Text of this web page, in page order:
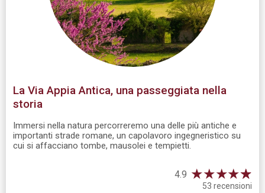
La Via Appia Antica, una passeggiata nella
storia
Immersi nella natura percorreremo una delle più antiche e
importanti strade romane, un capolavoro ingegneristico su
cui si affacciano tombe, mausolei e tempietti.
4.9 ★★★★☆
★
53 recensioni